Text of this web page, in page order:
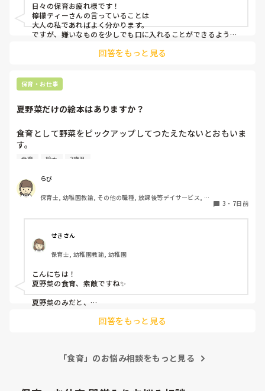
生理的に吐くとかアレルギーなら分かりますが、口に入れた
ら食べれるなら、食べないのはワガママだと思います。
好きなもの食べたいなら嫌いなものも満遍なく食べる。
材も挑戦してってしないと成長も克服もしないです。
人生も豊かになると思います。
味しそうに食べても、食べないと拒否する子もいます。その
ガママで偏食の大人の完成です。
の基本です。
虐待にもなるし自己肯定感が下がるので無理強いはしないで
すが、全く納得していないです。イライラします。
てていい根拠が知りたいです。ポテチだけでもいいのでしょ
うか？
その子のことどうでもいいようにしか聞こえません。
誰かに論破されて自分の固い考え方を変えたいです。
根拠のある正論が知れると安心します。
日々の保育お疲れ様です！
檸檬ティーさんの言っていることは
大人の私であればよく分かります。
ですが、嫌いなものを少しでも口に入れることができるように
周りのお友達が食べているのをみて、食べられるようになった
な食べ物も食べられるようにしていけるといいのかなと思いま
す。
回答をもっと見る
保育・お仕事
夏野菜だけの絵本はありますか？
食育として野菜をピックアップしてつたえたないとおもいま
す。
季節的に夏なので夏野菜を教えたいのですが
色んな野菜が載っているものはよくみるのですが、夏野菜の
みがなくて…
教えてください！
食育 絵本 2歳児
らび
保育士, 幼稚園教諭, その他の職種, 放課後等デイサービス, 児
3 ・ 7日前
せきさん
保育士, 幼稚園教諭, 幼稚園
こんにちは！
夏野菜の食育、素敵ですね✨
夏野菜のみだと、
『なつやさいのかいすいよく』
回答をもっと見る
「食育」のお悩み相談をもっと見る